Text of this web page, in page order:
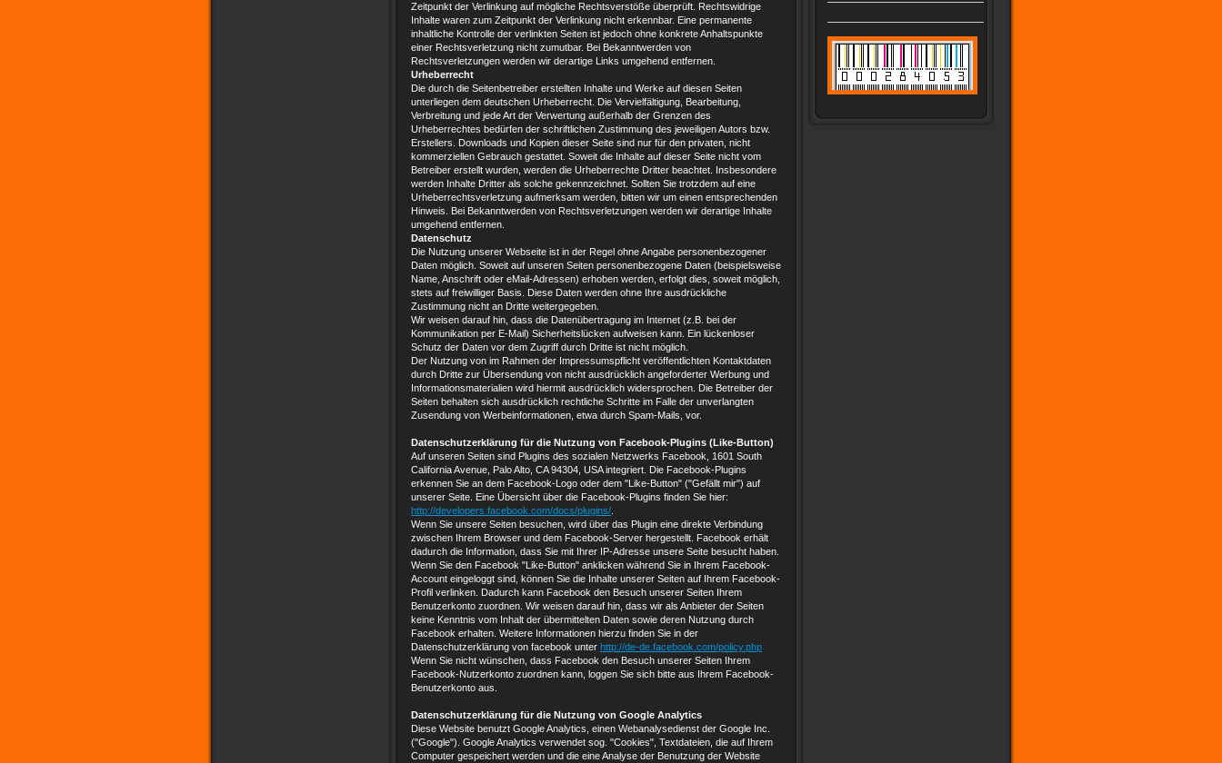
Zeitpunkt der Verlinkung auf mögliche Rechtsverstöße überprüft. Rechtswidrige
Inhalte waren zum Zeitpunkt der Verlinkung nicht erkennbar. Eine permanente
inhaltliche Kontrolle der verlinkten Seiten ist jedoch ohne konkrete Anhaltspunkte
einer Rechtsverletzung nicht zumutbar. Bei Bekanntwerden von
Rechtsverletzungen werden wir derartige Links umgehend entfernen.
Urheberrecht
Die durch die Seitenbetreiber erstellten Inhalte und Werke auf diesen Seiten
unterliegen dem deutschen Urheberrecht. Die Vervielfältigung, Bearbeitung,
Verbreitung und jede Art der Verwertung außerhalb der Grenzen des
Urheberrechtes bedürfen der schriftlichen Zustimmung des jeweiligen Autors bzw.
Erstellers. Downloads und Kopien dieser Seite sind nur für den privaten, nicht
kommerziellen Gebrauch gestattet. Soweit die Inhalte auf dieser Seite nicht vom
Betreiber erstellt wurden, werden die Urheberrechte Dritter beachtet. Insbesondere
werden Inhalte Dritter als solche gekennzeichnet. Sollten Sie trotzdem auf eine
Urheberrechtsverletzung aufmerksam werden, bitten wir um einen entsprechenden
Hinweis. Bei Bekanntwerden von Rechtsverletzungen werden wir derartige Inhalte
umgehend entfernen.
Datenschutz
Die Nutzung unserer Webseite ist in der Regel ohne Angabe personenbezogener
Daten möglich. Soweit auf unseren Seiten personenbezogene Daten (beispielsweise
Name, Anschrift oder eMail-Adressen) erhoben werden, erfolgt dies, soweit möglich,
stets auf freiwilliger Basis. Diese Daten werden ohne Ihre ausdrückliche
Zustimmung nicht an Dritte weitergegeben.
Wir weisen darauf hin, dass die Datenübertragung im Internet (z.B. bei der
Kommunikation per E-Mail) Sicherheitslücken aufweisen kann. Ein lückenloser
Schutz der Daten vor dem Zugriff durch Dritte ist nicht möglich.
Der Nutzung von im Rahmen der Impressumspflicht veröffentlichten Kontaktdaten
durch Dritte zur Übersendung von nicht ausdrücklich angeforderter Werbung und
Informationsmaterialien wird hiermit ausdrücklich widersprochen. Die Betreiber der
Seiten behalten sich ausdrücklich rechtliche Schritte im Falle der unverlangten
Zusendung von Werbeinformationen, etwa durch Spam-Mails, vor.
Datenschutzerklärung für die Nutzung von Facebook-Plugins (Like-Button)
Auf unseren Seiten sind Plugins des sozialen Netzwerks Facebook, 1601 South
California Avenue, Palo Alto, CA 94304, USA integriert. Die Facebook-Plugins
erkennen Sie an dem Facebook-Logo oder dem "Like-Button" ("Gefällt mir") auf
unserer Seite. Eine Übersicht über die Facebook-Plugins finden Sie hier:
http://developers.facebook.com/docs/plugins/
Wenn Sie unsere Seiten besuchen, wird über das Plugin eine direkte Verbindung
zwischen Ihrem Browser und dem Facebook-Server hergestellt. Facebook erhält
dadurch die Information, dass Sie mit Ihrer IP-Adresse unsere Seite besucht haben.
Wenn Sie den Facebook "Like-Button" anklicken während Sie in Ihrem Facebook-
Account eingeloggt sind, können Sie die Inhalte unserer Seiten auf Ihrem Facebook-
Profil verlinken. Dadurch kann Facebook den Besuch unserer Seiten Ihrem
Benutzerkonto zuordnen. Wir weisen darauf hin, dass wir als Anbieter der Seiten
keine Kenntnis vom Inhalt der übermittelten Daten sowie deren Nutzung durch
Facebook erhalten. Weitere Informationen hierzu finden Sie in der
Datenschutzerklärung von facebook unter http://de-de.facebook.com/policy.php
Wenn Sie nicht wünschen, dass Facebook den Besuch unserer Seiten Ihrem
Facebook-Nutzerkonto zuordnen kann, loggen Sie sich bitte aus Ihrem Facebook-
Benutzerkonto aus.
Datenschutzerklärung für die Nutzung von Google Analytics
Diese Website benutzt Google Analytics, einen Webanalysedienst der Google Inc.
("Google"). Google Analytics verwendet sog. "Cookies", Textdateien, die auf Ihrem
Computer gespeichert werden und die eine Analyse der Benutzung der Website